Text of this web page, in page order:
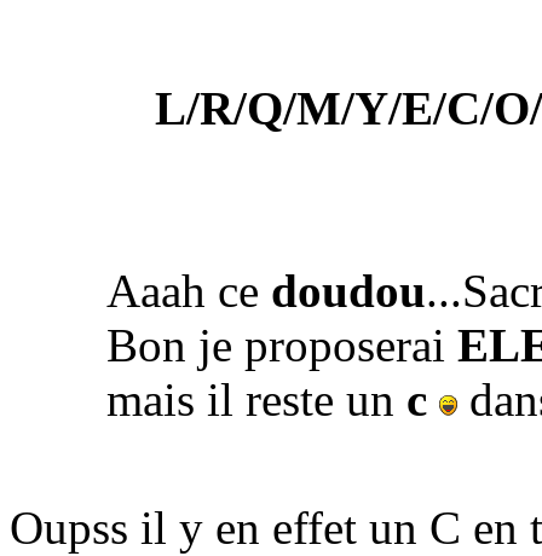
L/R/Q/M/Y/E/C/
Aaah ce doudou
Bon je proposerai
mais il reste un c
Oupss il y en effet un C en